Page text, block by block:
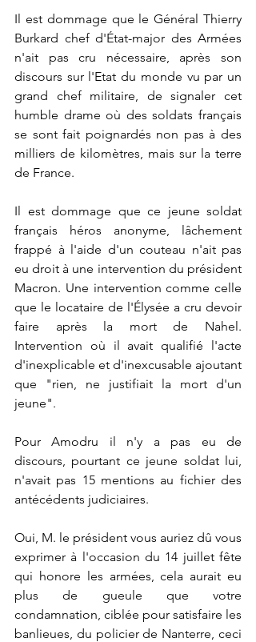
Il est dommage que le Général Thierry
Burkard chef d'État-major des Armées
n'ait pas cru nécessaire, après son
discours sur l'Etat du monde vu par un
grand chef militaire, de signaler cet
humble drame où des soldats français
se sont fait poignardés non pas à des
milliers de kilomètres, mais sur la terre
de France.
Il est dommage que ce jeune soldat
français héros anonyme, lâchement
frappé à l'aide d'un couteau n'ait pas
eu droit à une intervention du président
Macron. Une intervention comme celle
que le locataire de l'Élysée a cru devoir
faire après la mort de Nahel.
Intervention où il avait qualifié l'acte
d'inexplicable et d'inexcusable ajoutant
que "rien, ne justifiait la mort d'un
jeune".
Pour Amodru il n'y a pas eu de
discours, pourtant ce jeune soldat lui,
n'avait pas 15 mentions au fichier des
antécédents judiciaires.
Oui, M. le président vous auriez dû vous
exprimer à l'occasion du 14 juillet fête
qui honore les armées, cela aurait eu
plus de gueule que votre
condamnation, ciblée pour satisfaire les
banlieues, du policier de Nanterre, ceci